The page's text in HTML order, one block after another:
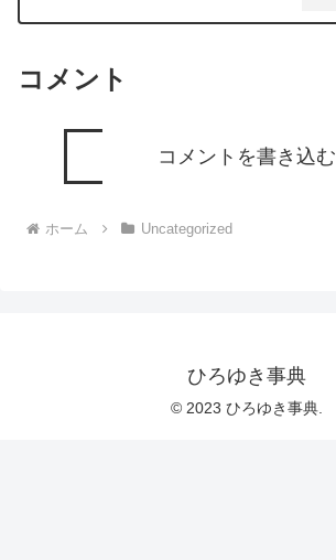
ひろゆき切り抜き 20240310
コメント
コメントを書き込む
ホーム Uncategorized
ひろゆき事典
© 2023 ひろゆき事典.